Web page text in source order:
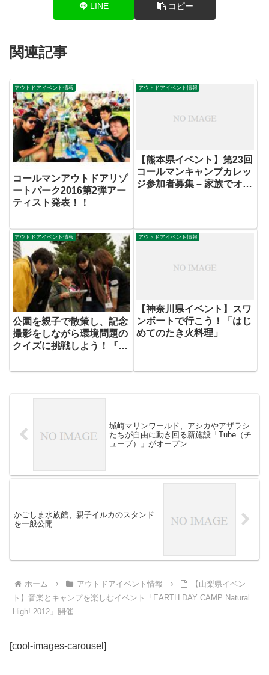
LINE コピー
関連記事
アウトドアイベント情報
コールマンアウトドアリゾ
ートパーク2016第2弾アー
ティスト発表！！
アウトドアイベント情報
【熊本県イベント】第23回
コールマンキャンプカレッ
ジ参加者募集 – 家族でオー
アウトドアイベント情報
公園を親子で散策し、記念
撮影をしながら環境問題の
クイズに挑戦しよう！『Ａ
ークショップ』11月16日
アウトドアイベント情報
【神奈川県イベント】スワ
ンボートで行こう！「はじ
めてのたき火料理」
城崎マリンワールド、アシカやアザラシ
たちが自由に動き回る新施設「Tube（チ
ューブ）」がオープン
かごしま水族館、親子イルカのスタンド
を一般公開
ホーム アウトドアイベント情報
【山梨県イベン
ト】音楽とキャンプを楽しむイベント「EARTH DAY CAMP Natural
High! 2012」開催
[cool-images-carousel]